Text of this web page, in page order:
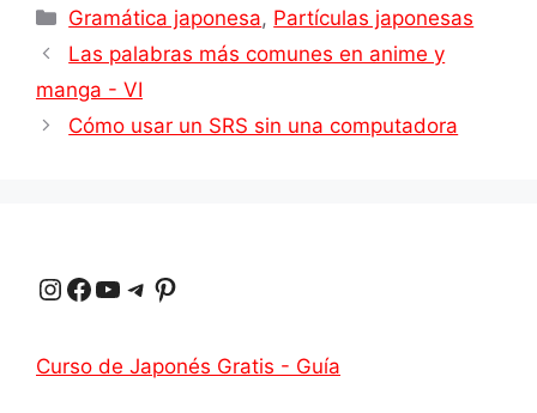
a
t
s
l
e
g
n
t
e
c
e
b
p
y
L
m
p
a
Categorías
Gramática japonesa, Partículas japonesas
Las palabras más comunes en anime y
manga - VI
Cómo usar un SRS sin una computadora
Instagram Facebook YouTube Telegrama Pinterest
Curso de Japonés Gratis - Guía